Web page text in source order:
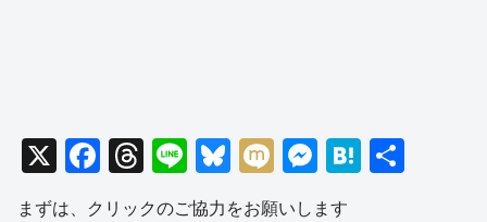
X
F
a
T
hr
Li
n
Bl
u
M
ixi
M
e
H
まずは、クリックのご協力をお願いします